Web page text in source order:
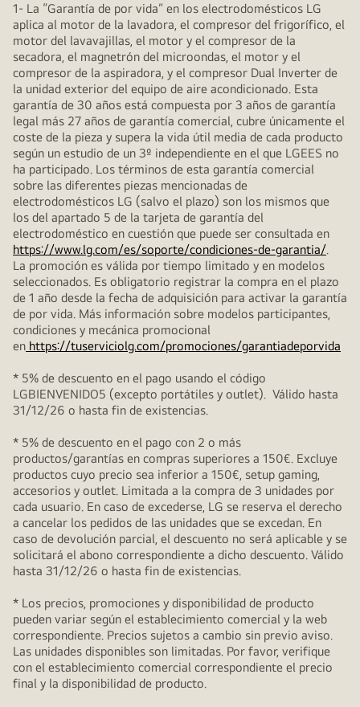
1- La “Garantía de por vida” en los electrodomésticos LG
aplica al motor de la lavadora, el compresor del frigorífico, el
motor del lavavajillas, el motor y el compresor de la
secadora, el magnetrón del microondas, el motor y el
compresor de la aspiradora, y el compresor Dual Inverter de
la unidad exterior del equipo de aire acondicionado. Esta
garantía de 30 años está compuesta por 3 años de garantía
legal más 27 años de garantía comercial, cubre únicamente el
coste de la pieza y supera la vida útil media de cada producto
según un estudio de un 3º independiente en el que LGEES no
ha participado. Los términos de esta garantía comercial
sobre las diferentes piezas mencionadas de
electrodomésticos LG (salvo el plazo) son los mismos que
los del apartado 5 de la tarjeta de garantía del
electrodoméstico en cuestión que puede ser consultada en
https://www.lg.com/es/soporte/condiciones-de-garantia/.
La promoción es válida por tiempo limitado y en modelos
seleccionados. Es obligatorio registrar la compra en el plazo
de 1 año desde la fecha de adquisición para activar la garantía
de por vida. Más información sobre modelos participantes,
condiciones y mecánica promocional
en https://tuserviciolg.com/promociones/garantiadeporvida
* 5% de descuento en el pago usando el código
LGBIENVENIDO5 (excepto portátiles y outlet). Válido hasta
31/12/26 o hasta fin de existencias.
* 5% de descuento en el pago con 2 o más
productos/garantías en compras superiores a 150€. Excluye
productos cuyo precio sea inferior a 150€, setup gaming,
accesorios y outlet. Limitada a la compra de 3 unidades por
cada usuario. En caso de excederse, LG se reserva el derecho
a cancelar los pedidos de las unidades que se excedan. En
caso de devolución parcial, el descuento no será aplicable y se
solicitará el abono correspondiente a dicho descuento. Válido
hasta 31/12/26 o hasta fin de existencias.
* Los precios, promociones y disponibilidad de producto
pueden variar según el establecimiento comercial y la web
correspondiente. Precios sujetos a cambio sin previo aviso.
Las unidades disponibles son limitadas. Por favor, verifique
con el establecimiento comercial correspondiente el precio
final y la disponibilidad de producto.